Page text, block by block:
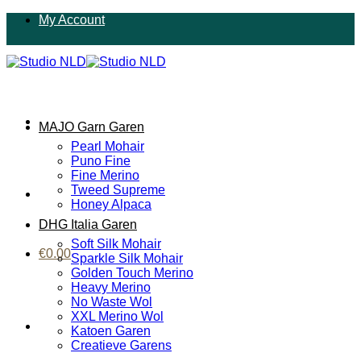
inhoud
My Account
€0.00
MAJO Garn Garen
Pearl Mohair
Puno Fine
Fine Merino
Tweed Supreme
Honey Alpaca
DHG Italia Garen
Soft Silk Mohair
Sparkle Silk Mohair
Golden Touch Merino
Heavy Merino
No Waste Wol
XXL Merino Wol
Katoen Garen
Creatieve Garens